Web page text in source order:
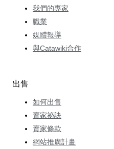
我們的專家
職業
媒體報導
與Catawiki合作
出售
如何出售
賣家祕訣
賣家條款
網站推廣計畫